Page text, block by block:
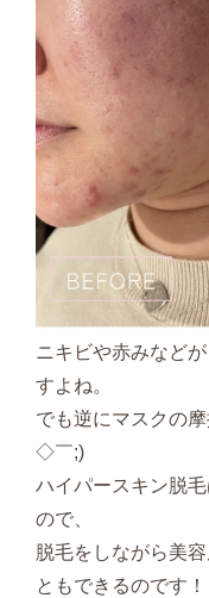
ニキビや赤みなど
すよね。
でも逆にマスクの
◇￣;)
ハイパースキン脱
ので、
脱毛をしながら美
ともできるのです！